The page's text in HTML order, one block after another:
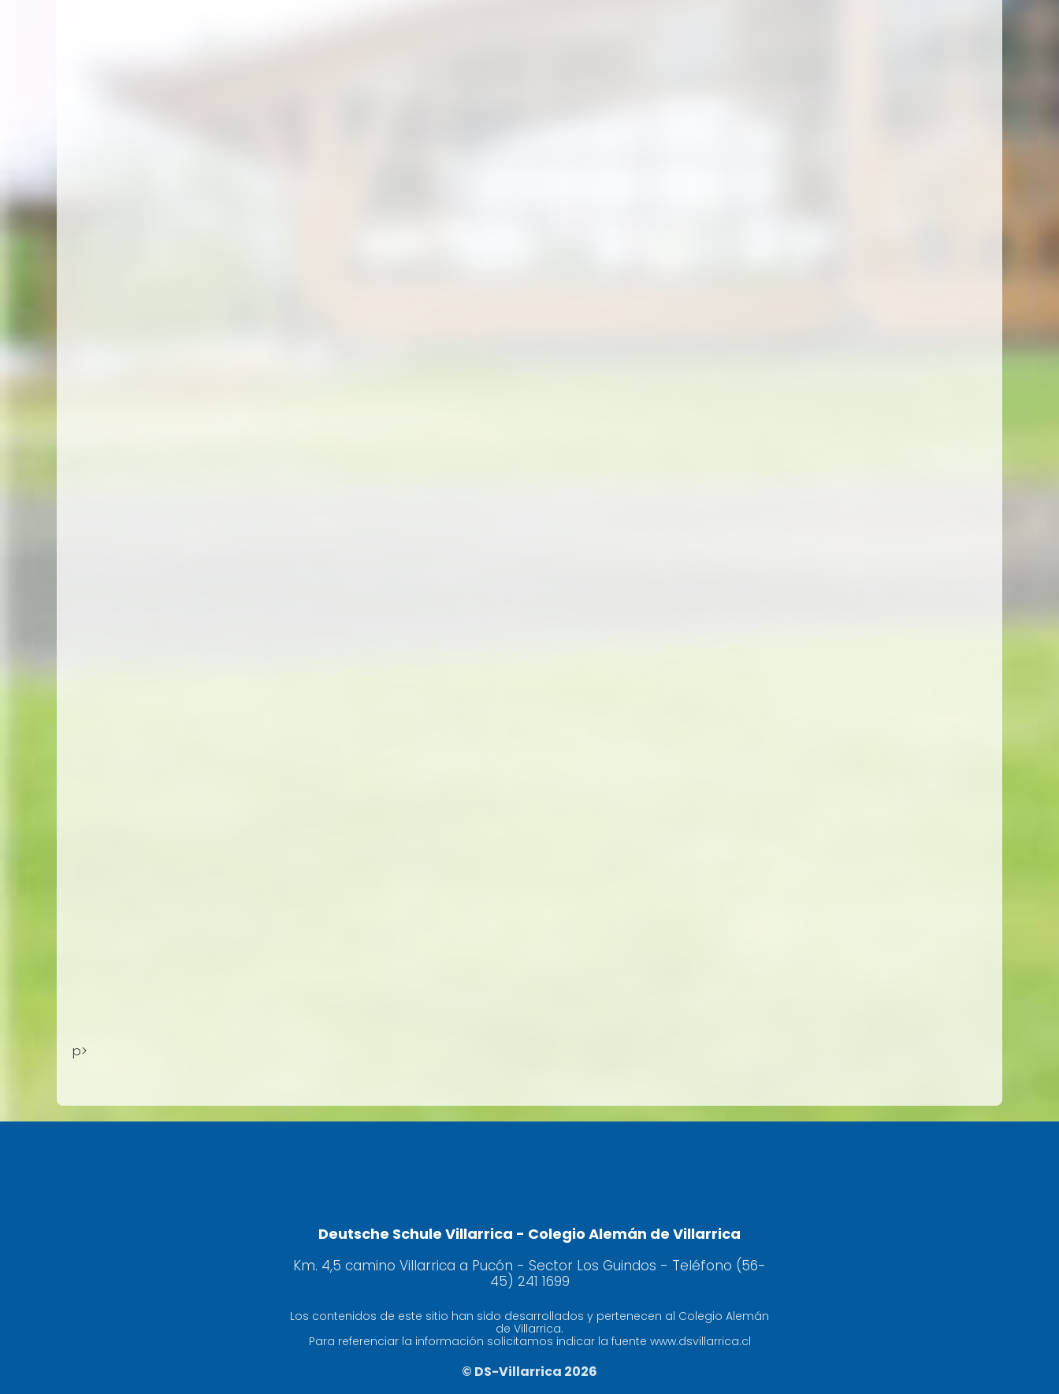
p>
Deutsche Schule Villarrica - Colegio Alemán de Villarrica
Km. 4,5 camino Villarrica a Pucón - Sector Los Guindos - Teléfono (56-
45) 241 1699
Los contenidos de este sitio han sido desarrollados y pertenecen al Colegio Alemán
de Villarrica.
Para referenciar la información solicitamos indicar la fuente www.dsvillarrica.cl
© DS-Villarrica 2026